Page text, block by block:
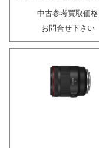
中古参考買取価格
お問合せ下さい